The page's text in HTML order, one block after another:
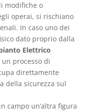
modifiche o
operai, si rischiano
In caso uno dei
dato proprio dalla
Elettrico
un processo di
direttamente
della sicurezza sul
campo un’altra figura